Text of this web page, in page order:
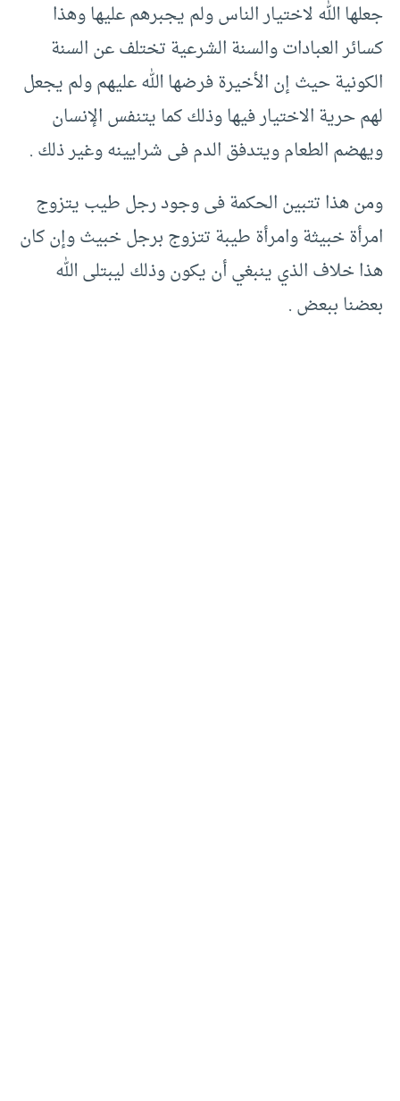
جعلها الله لاختيار الناس ولم يجبرهم عليها وهذا
كسائر العبادات والسنة الشرعية تختلف عن السنة
الكونية حيث إن الأخيرة فرضها الله عليهم ولم يجعل
لهم حرية الاختيار فيها وذلك كما يتنفس الإنسان
ويهضم الطعام ويتدفق الدم فى شرايينه وغير ذلك .
ومن هذا تتبين الحكمة فى وجود رجل طيب يتزوج
امرأة خبيثة وامرأة طيبة تتزوج برجل خبيث وإن كان
هذا خلاف الذي ينبغي أن يكون وذلك ليبتلى الله
بعضنا ببعض .